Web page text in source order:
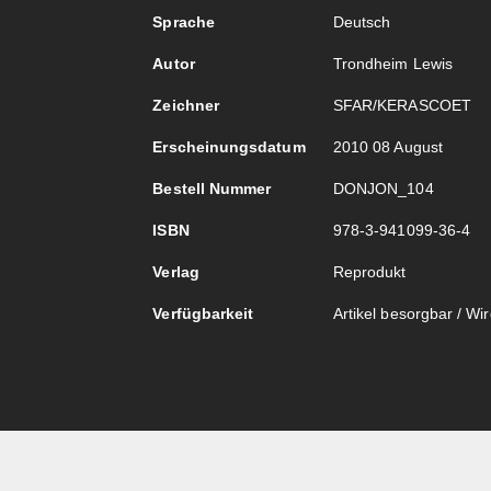
Sprache Deutsch
Autor Trondheim Lewis
Zeichner SFAR/KERASCOET
Erscheinungsdatum 2010 08 August
Bestell Nummer DONJON_104
ISBN 978-3-941099-36-4
Verlag Reprodukt
Verfügbarkeit Artikel besorgbar /